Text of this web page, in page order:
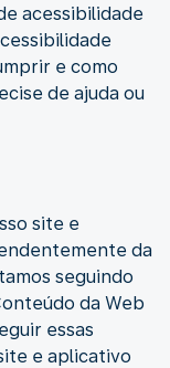
acessibilidade
e como
de ajuda ou
site e
da
seguindo
da Web
essas
e aplicativo